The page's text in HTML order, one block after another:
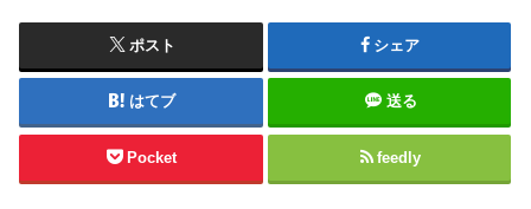
ポスト シェア
はてブ 送る
Pocket feedly